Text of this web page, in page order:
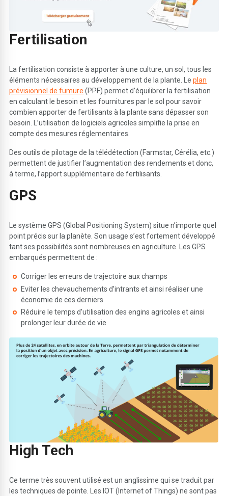
Fertilisation
La fertilisation consiste à apporter à une culture, un sol, tous les
éléments nécessaires au développement de la plante. Leplan
prévisionnel de fumure (PPF) permet d’équilibrer la fertilisation
en calculant le besoin et les fournitures par le sol pour savoir
combien apporter de fertilisants à la plante sans dépasser son
besoin. L’utilisation de logiciels agricoles simplifie la prise en
compte des mesures réglementaires.
Des outils de pilotage de la télédétection (Farmstar, Cérélia, etc.)
permettent de justifier l’augmentation des rendements et donc,
à terme, l’apport supplémentaire de fertilisants.
GPS
Le système GPS (Global Positioning System) situe n’importe quel
point précis sur la planète. Son usage s’est fortement développé
tant ses possibilités sont nombreuses en agriculture. Les GPS
embarqués permettent de :
Corriger les erreurs de trajectoire aux champs
Eviter les chevauchements d’intrants et ainsi réaliser une
économie de ces derniers
Réduire le temps d’utilisation des engins agricoles et ainsi
prolonger leur durée de vie
High Tech
Ce terme très souvent utilisé est un anglissime qui se traduit par
les techniques de pointe. Les IOT (Internet of Things) ne sont pas